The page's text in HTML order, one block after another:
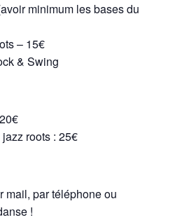
minimum les bases du
– 15€
& Swing
roots : 25€
par téléphone ou
!